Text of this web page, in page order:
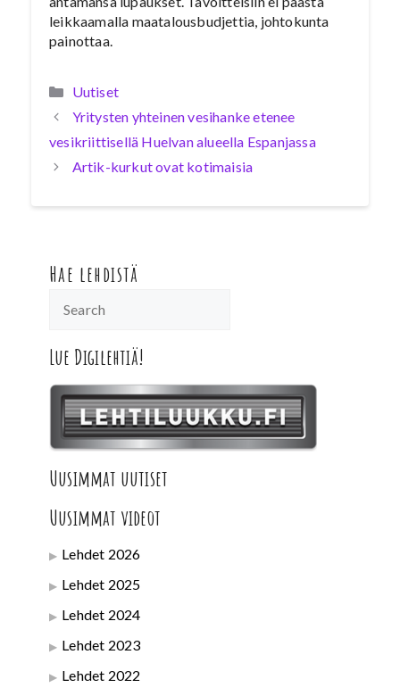
leikkaamalla maatalousbudjettia, johtokunta
painottaa.
Kategoriat
Uutiset
Yritysten yhteinen vesihanke etenee
vesikriittisellä Huelvan alueella Espanjassa
Artik-kurkut ovat kotimaisia
Hae lehdistä
Lue Digilehtiä!
Uusimmat uutiset
Uusimmat videot
Lehdet 2026
Lehdet 2025
Lehdet 2024
Lehdet 2023
Lehdet 2022